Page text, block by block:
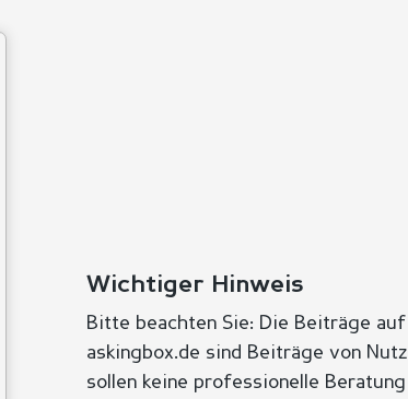
Wichtiger Hinweis
Bitte beachten Sie: Die Beiträge auf
askingbox.de sind Beiträge von
sollen keine professionelle